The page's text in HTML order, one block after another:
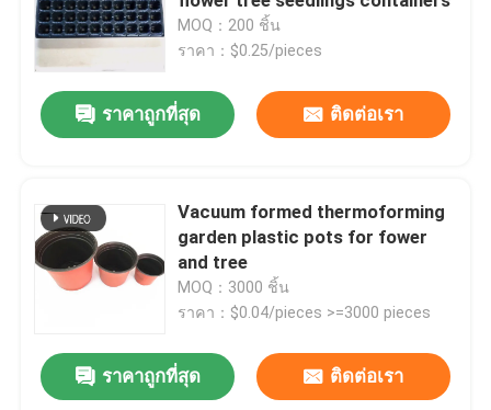
MOQ：200 ชิ้น
ราคา：$0.25/pieces
ราคาถูกที่สุด ติดต่อเรา
Vacuum formed thermoforming
garden plastic pots for fower
and tree
MOQ：3000 ชิ้น
ราคา：$0.04/pieces >=3000 pieces
ราคาถูกที่สุด ติดต่อเรา